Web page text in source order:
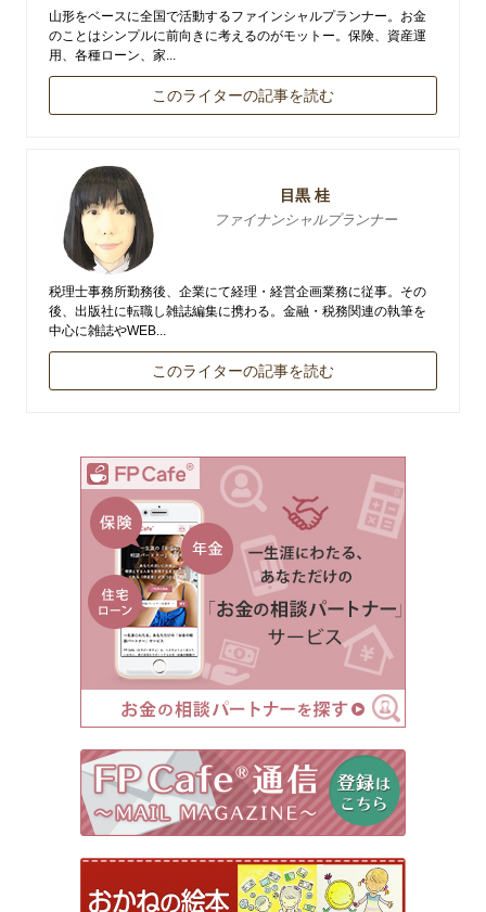
山形をベースに全国で活動するファインシャルプランナー。お金
のことはシンプルに前向きに考えるのがモットー。保険、資産運
用、各種ローン、家...
このライターの記事を読む
目黒 桂
ファイナンシャルプランナー
税理士事務所勤務後、企業にて経理・経営企画業務に従事。その
後、出版社に転職し雑誌編集に携わる。金融・税務関連の執筆を
中心に雑誌やWEB...
このライターの記事を読む